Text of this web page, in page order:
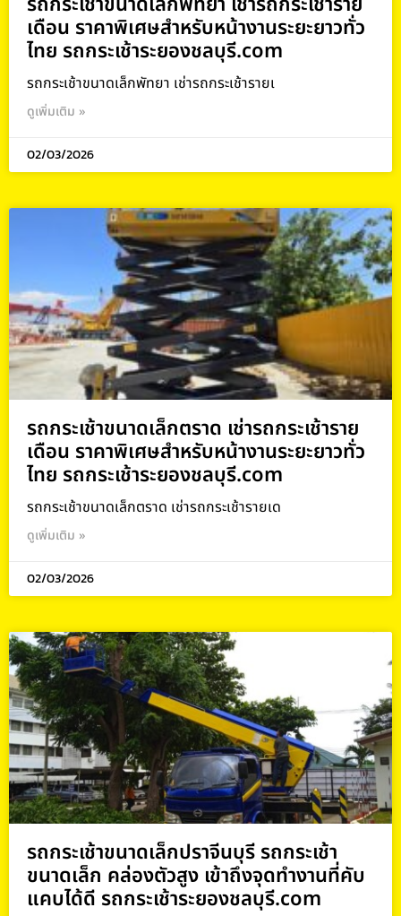
เดือน ราคาพิเศษสำหรับหน้างานระยะยาวทั่ว
ไทย รถกระเช้าระยองชลบุรี.com
รถกระเช้าขนาดเล็กพัทยา เช่ารถกระเช้ารายเ
ดูเพิ่มเติม »
02/03/2026
รถกระเช้าขนาดเล็กตราด เช่ารถกระเช้าราย
เดือน ราคาพิเศษสำหรับหน้างานระยะยาวทั่ว
ไทย รถกระเช้าระยองชลบุรี.com
รถกระเช้าขนาดเล็กตราด เช่ารถกระเช้ารายเด
ดูเพิ่มเติม »
02/03/2026
รถกระเช้าขนาดเล็กปราจีนบุรี รถกระเช้า
ขนาดเล็ก คล่องตัวสูง เข้าถึงจุดทำงานที่คับ
แคบได้ดี รถกระเช้าระยองชลบุรี.com